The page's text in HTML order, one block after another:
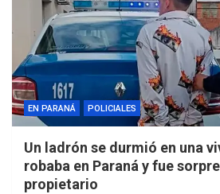
EN PARANÁ POLICIALES
Un ladrón se durmió en una
robaba en Paraná y fue
propietario